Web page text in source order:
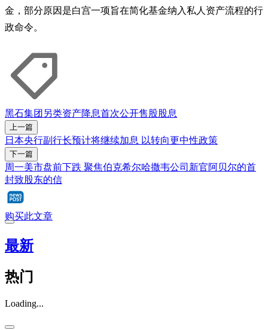
金，部分原因是白宫一项旨在简化基金纳入私人资产流程的行
政命令。
黑石集团 另类资产降息首次公开售股股息
上一篇
日本央行副行长预计将继续加息 以转向更中性政策
下一篇
周一美市盘前下跌 聚焦伯克希尔哈撒韦公司新官阿贝尔的首
封致股东的信
购买此文章
最新
热门
Loading...